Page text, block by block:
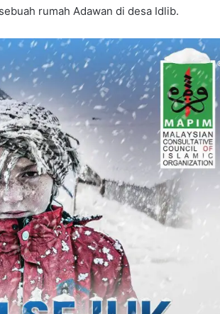
rumah Adawan di desa Idlib.